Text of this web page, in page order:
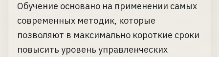
Обучение основано на применении самых
современных методик, которые
позволяют в максимально короткие сроки
повысить уровень управленческих